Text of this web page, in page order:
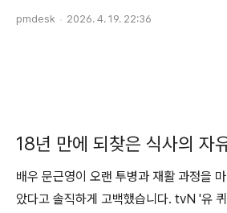
pmdesk 2026. 4. 19. 22:36
18년 만에 되찾은 식사의 자
배우 문근영이 오랜 투병과 재활 과정을
았다고 솔직하게 고백했습니다. tvN '유